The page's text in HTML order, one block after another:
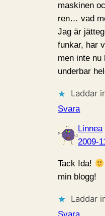
maskinen
ren… vad
Jag är
funkar, har
men inte nu
underbar
Laddar
Svara
Linnea
2009-
Tack Ida!
min blogg!
Laddar